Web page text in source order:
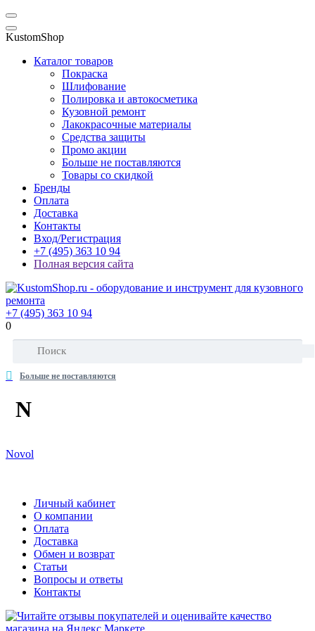
KustomShop
Каталог товаров
Покраска
Шлифование
Полировка и автокосметика
Кузовной ремонт
Лакокрасочные материалы
Средства защиты
Промо акции
Больше не поставляются
Товары со скидкой
Бренды
Оплата
Доставка
Контакты
Вход/Регистрация
+7 (495) 363 10 94
Полная версия сайта
+7 (495) 363 10 94
0
Больше не поставляются
N
Novol
Личный кабинет
О компании
Оплата
Доставка
Обмен и возврат
Статьи
Вопросы и ответы
Контакты